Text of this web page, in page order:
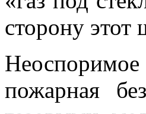
сторону этот
Неоспоримое
пожарная